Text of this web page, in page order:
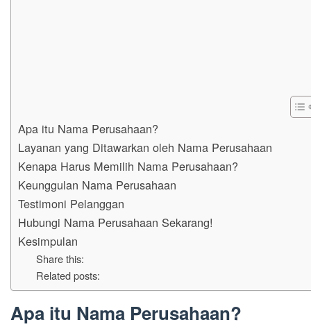
Apa itu Nama Perusahaan?
Layanan yang Ditawarkan oleh Nama Perusahaan
Kenapa Harus Memilih Nama Perusahaan?
Keunggulan Nama Perusahaan
Testimoni Pelanggan
Hubungi Nama Perusahaan Sekarang!
Kesimpulan
Share this:
Related posts:
Apa itu Nama Perusahaan?